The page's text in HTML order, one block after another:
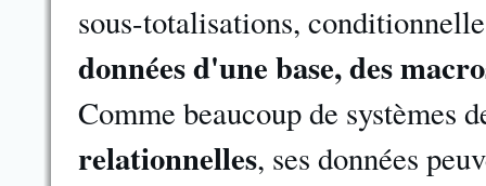
sous-totalisations,
données d'une base, des
Comme beaucoup de systèmes
relationnelles, ses données